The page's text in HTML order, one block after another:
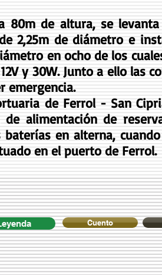
80m de altura, se
2,25m de diámetro e
en ocho de los
y 30W. Junto a ello
emergencia.
de Ferrol - San
alimentación de
en alterna,
en el puerto de Ferrol.
Cuento